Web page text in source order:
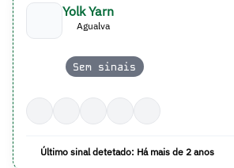
Yolk Yarn
Agualva
Sem sinais
Último sinal detetado: Há mais de 2 anos